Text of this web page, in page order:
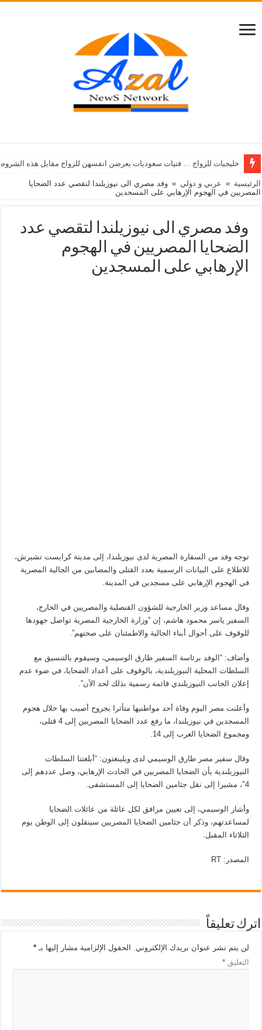
خليجيات للزواج … فتيات سعوديات يعرضن انفسهن للزواج مقابل هذه
الرئيسية » عربي و دولي » وفد مصري الى نيوزيلندا لتقصي عدد الضحايا
المصريين في الهجوم الإرهابي على المسجدين
وفد مصري الى نيوزيلندا لتقصي عدد
الضحايا المصريين في الهجوم
الإرهابي على المسجدين
توجه وفد من السفارة المصرية لدى نيوزيلندا، إلى مدينة كرايست تشيرش،
للاطلاع على البيانات الرسمية بعدد القتلى والمصابين من الجالية المصرية
في الهجوم الإرهابي على مسجدين في المدينة.
وقال مساعد وزير الخارجية للشؤون القنصلية والمصريين في الخارج،
السفير ياسر محمود هاشم، إن “وزارة الخارجية المصرية تواصل جهودها
للوقوف على أحوال أبناء الجالية والاطمئنان على صحتهم”.
وأضاف: “الوفد برئاسة السفير طارق الوسيمي، وسيقوم بالتنسيق مع
السلطات المحلية النيوزيلندية، بالوقوف على أعداد الضحايا، في ضوء عدم
إعلان الجانب النيوزيلندي قائمة رسمية بذلك لحد الآن”.
وأعلنت مصر اليوم وفاة أحد مواطنيها متأثرا بجروح أصيب بها خلال هجوم
المسجدين في نيوزيلندا، ما رفع عدد الضحايا المصريين إلى 4 قتلى،
ومجموع الضحايا العرب إلى 14.
وقال سفير مصر طارق الوسيمي لدى ويلينغتون: “أبلغتنا السلطات
النيوزيلندية بأن الضحايا المصريين في الحادث الإرهابي، وصل عددهم إلى
4″، مشيرا إلى نقل جثامين الضحايا إلى المستشفى.
وأشار الوسيمي، إلى تعيين مرافق لكل عائلة من عائلات الضحايا
لمساعدتهم، وذكر أن جثامين الضحايا المصريين سينقلون إلى الوطن يوم
الثلاثاء المقبل.
المصدر: RT
اترك تعليقاً
لن يتم نشر عنوان بريدك الإلكتروني. الحقول الإلزامية مشار إليها بـ*
التعليق*